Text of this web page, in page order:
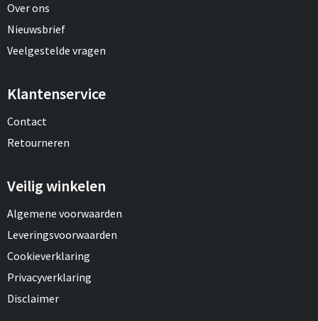
Over ons
Nieuwsbrief
Veelgestelde vragen
Klantenservice
Contact
Retourneren
Veilig winkelen
Algemene voorwaarden
Leveringsvoorwaarden
Cookieverklaring
Privacyverklaring
Disclaimer